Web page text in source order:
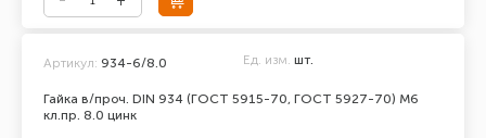
Гайка в/проч. DIN 934 (ГОСТ 5915-70, ГОСТ 5927-70) М6
кл.пр. 8.0 цинк
Артикул: 934-6/8.0 Ед. изм. шт.